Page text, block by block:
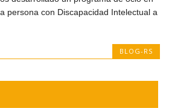
persona con Discapacidad Intelectual a
BLOG-RS